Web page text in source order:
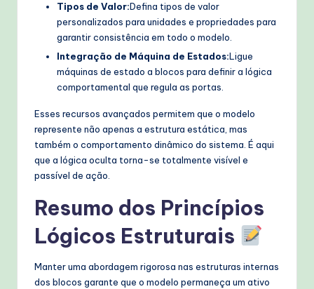
Tipos de Valor:Defina tipos de valor
personalizados para unidades e propriedades para
garantir consistência em todo o modelo.
Integração de Máquina de Estados:Ligue
máquinas de estado a blocos para definir a lógica
comportamental que regula as portas.
Esses recursos avançados permitem que o modelo
represente não apenas a estrutura estática, mas
também o comportamento dinâmico do sistema. É aqui
que a lógica oculta torna-se totalmente visível e
passível de ação.
Resumo dos Princípios
Lógicos Estruturais
Manter uma abordagem rigorosa nas estruturas internas
dos blocos garante que o modelo permaneça um ativo